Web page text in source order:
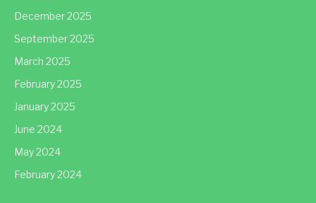
December 2025
September 2025
March 2025
February 2025
January 2025
June 2024
May 2024
February 2024